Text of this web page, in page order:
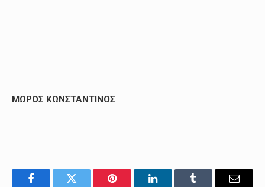
ΜΩΡΟΣ ΚΩΝΣΤΑΝΤΙΝΟΣ